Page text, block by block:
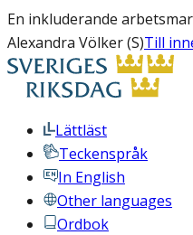
En inkluderande
Alexandra Völker (S)Till
Lättläst
Teckenspråk
In English
Other languages
Ordbok